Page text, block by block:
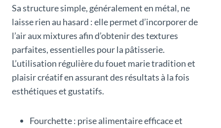
Sa structure simple, généralement en métal, ne
laisse rien au hasard : elle permet d’incorporer de
l’air aux mixtures afin d’obtenir des textures
parfaites, essentielles pour la pâtisserie.
L’utilisation régulière du fouet marie tradition et
plaisir créatif en assurant des résultats à la fois
esthétiques et gustatifs.
Fourchette : prise alimentaire efficace et